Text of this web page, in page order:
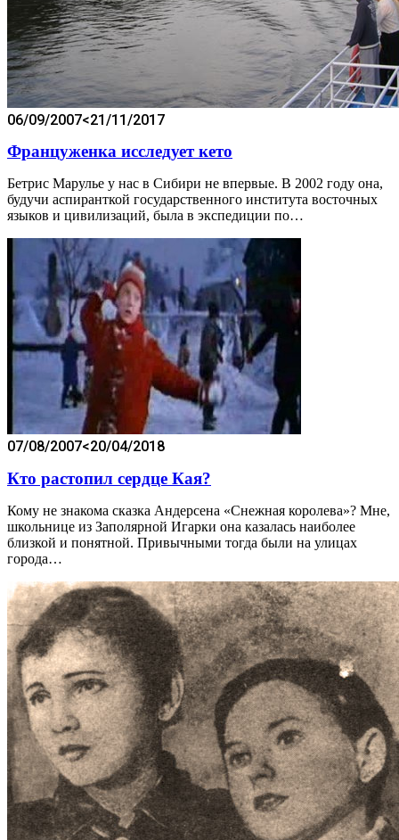
06/09/2007<21/11/2017
Француженка исследует кето
Бетрис Марулье у нас в Сибири не впервые. В 2002 году она,
будучи аспиранткой государственного института восточных
языков и цивилизаций, была в экспедиции по…
07/08/2007<20/04/2018
Кто растопил сердце Кая?
Кому не знакома сказка Андерсена «Снежная королева»? Мне,
школьнице из Заполярной Игарки она казалась наиболее
близкой и понятной. Привычными тогда были на улицах
города…